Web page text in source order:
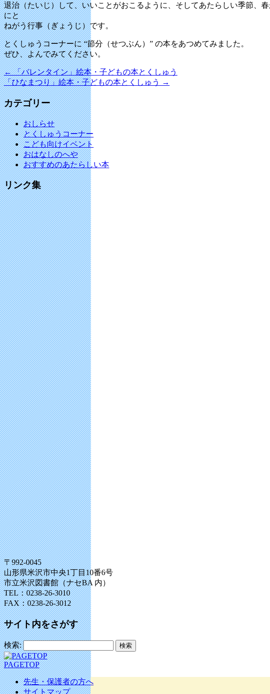
退治（たいじ）して、いいことがおこるように、そしてあたらしい季節、春
にと
ねがう行事（ぎょうじ）です。
とくしゅうコーナーに “節分（せつぶん）” の本をあつめてみました。
ぜひ、よんでみてください。
←「バレンタイン」絵本・子どもの本とくしゅう
「ひなまつり」絵本・子どもの本とくしゅう
→
カテゴリー
おしらせ
とくしゅうコーナー
こども向けイベント
おはなしのへや
おすすめのあたらしい本
リンク集
〒992-0045
山形県米沢市中央1丁目10番6号
市立米沢図書館（ナセBA 内）
TEL：0238-26-3010
FAX：0238-26-3012
サイト内をさがす
検索:
PAGETOP
先生・保護者の方へ
サイトマップ